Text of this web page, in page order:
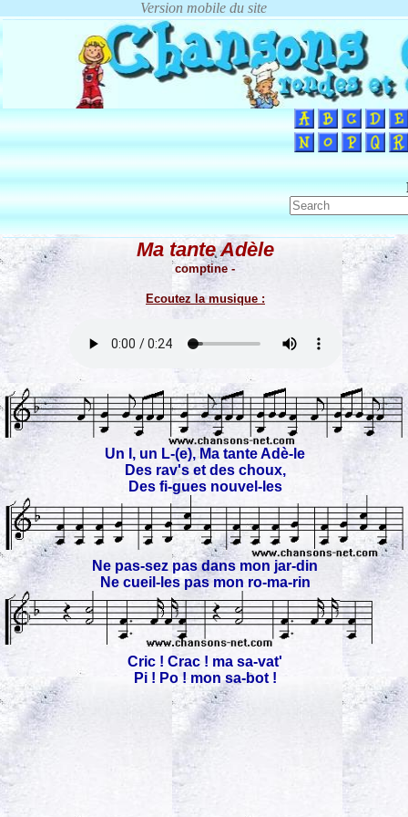
Ma tante Adèle
comptine -
Ecoutez la musique :
Un I, un L-(e), Ma tante Adè-le
Des rav's et des choux,
Des fi-gues nouvel-les
Ne pas-sez pas dans mon jar-din
Ne cueil-les pas mon ro-ma-rin
Cric ! Crac ! ma sa-vat'
Pi ! Po ! mon sa-bot !